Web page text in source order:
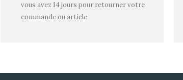
vous avez 14 jours pour retourner votre
commande ou article